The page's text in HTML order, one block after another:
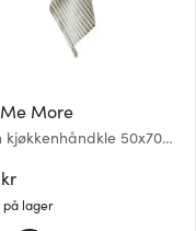
More
kjøkkenhåndkle 50x70
på lager